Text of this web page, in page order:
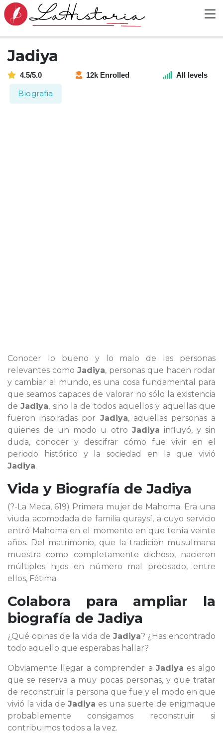
Jadiya
4.5/5.0 12k Enrolled All levels
Biografia
Conocer lo bueno y lo malo de las personas
relevantes como Jadiya, personas que hacen rodar
y cambiar al mundo, es una cosa fundamental para
que seamos capaces de valorar no sólo la existencia
deJadiya, sino la de todos aquellos y aquellas que
fueron inspiradas por Jadiya, aquellas personas a
quienes de un modo u otro Jadiya influyó, y sin
duda, conocer y descifrar cómo fue vivir en el
periodo histórico y la sociedad en la que vivió
Jadiya.
Vida y Biografía de Jadiya
(?-La Meca, 619) Primera mujer de Mahoma. Era una
viuda acomodada de familia quraysí, a cuyo servicio
entró Mahoma en el momento en que tenía veinte
años. Del matrimonio, que la tradición musulmana
muestra como completamente dichoso, nacieron
múltiples hijos en número mal precisado, entre
ellos, Fátima.
Colabora para ampliar la
biografía de Jadiya
¿Qué opinas de la vida de Jadiya? ¿Has encontrado
todo aquello que esperabas hallar?
Obviamente llegar a comprender a Jadiya es algo
que se reserva a muy pocas personas, y que tratar
de reconstruir la persona que fue y el modo en que
vivió la vida de Jadiya es una suerte de enigmaque
probablemente consigamos reconstruir si
contribuimos todos a la vez.